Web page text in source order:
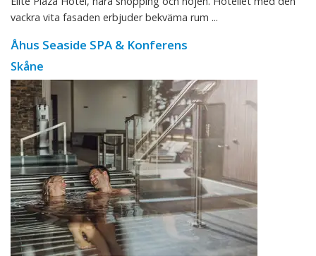
vackra vita fasaden erbjuder bekväma rum ...
Åhus Seaside SPA & Konferens
Skåne